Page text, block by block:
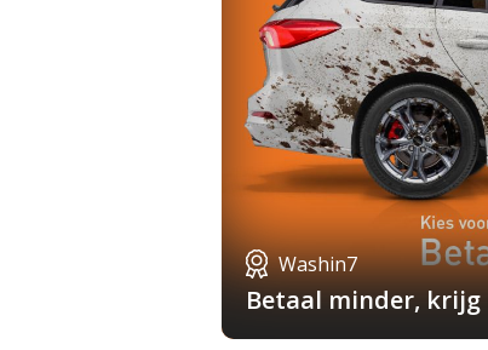
Washin7
Betaal minder, krijg